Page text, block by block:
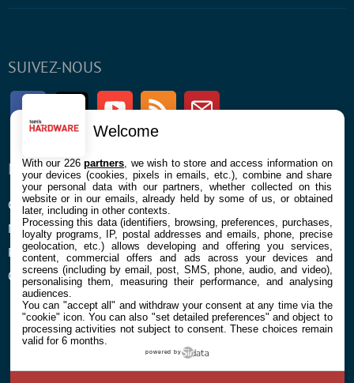
SUIVEZ-NOUS
FacebookTwitter Youtube RSS Newsletter
ENTREPRISE
Confidentialité et Cookies
Mentions légales et CGU
Préférences Cookies
Qui sommes nous
À PROPOS
Contact
Welcome
With our 226partners , we wish to store and access information on
your devices (cookies, pixels in emails, etc.), combine and share
your personal data with our partners, whether collected on this
website or in our emails, already held by some of us, or obtained
later, including in other contexts.
Processing this data (identifiers, browsing, preferences, purchases,
loyalty programs, IP, postal addresses and emails, phone, precise
geolocation, etc.) allows developing and offering you services,
content, commercial offers and ads across your devices and
screens (including by email, post, SMS, phone, audio, and video),
personalising them, measuring their performance, and analysing
audiences.
You can "accept all" and withdraw your consent at any time via the
"cookie" icon. You can also "set detailed preferences" and object to
processing activities not subject to consent. These choices remain
valid for 6 months.
powered by